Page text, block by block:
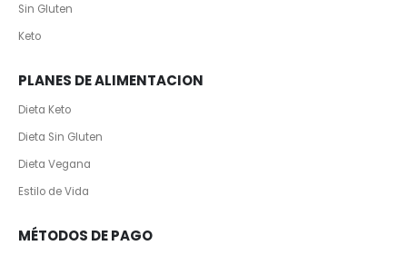
Sin Gluten
Keto
PLANES DE ALIMENTACION
Dieta Keto
Dieta Sin Gluten
Dieta Vegana
Estilo de Vida
MÉTODOS DE PAGO